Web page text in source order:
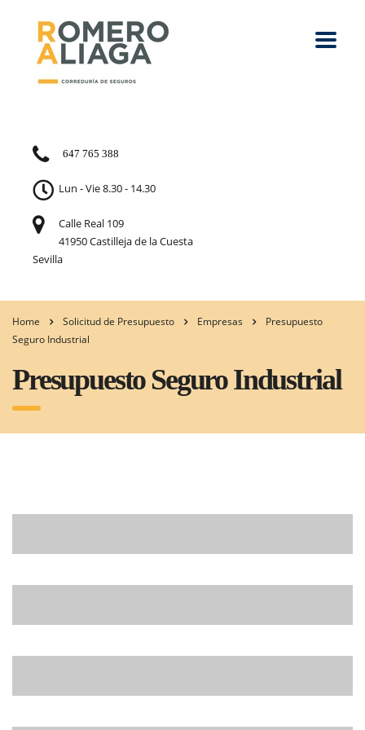
647 765 388
Lun - Vie 8.30 - 14.30
Calle Real 109
41950 Castilleja de la Cuesta
Sevilla
Home Solicitud de Presupuesto Empresas
Presupuesto
Seguro Industrial
Presupuesto Seguro Industrial